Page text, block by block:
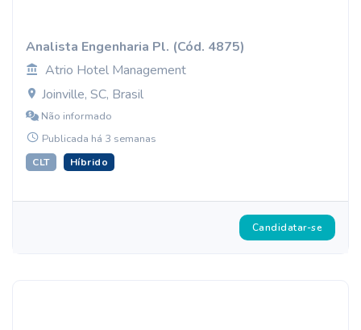
Analista Engenharia Pl. (Cód. 4875)
Atrio Hotel Management
Joinville, SC, Brasil
Não informado
Publicada há 3 semanas
CLT Híbrido
Candidatar-se